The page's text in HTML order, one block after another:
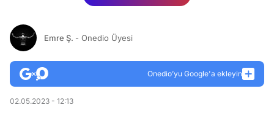
Emre Ş. - Onedio Üyesi
Onedio’yu Google'a ekleyin
02.05.2023 - 12:13